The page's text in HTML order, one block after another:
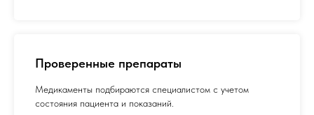
Проверенные препараты
Медикаменты подбираются специалистом с учетом
состояния пациента и показаний.